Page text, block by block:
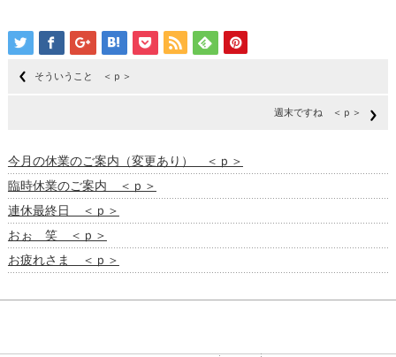
そういうこと ＜ｐ＞
週末ですね ＜ｐ＞
今月の休業のご案内（変更あり） ＜ｐ＞
臨時休業のご案内 ＜ｐ＞
連休最終日 ＜ｐ＞
おぉ 笑 ＜ｐ＞
お疲れさま ＜ｐ＞